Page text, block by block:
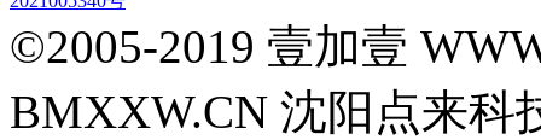
©2005-2019 壹加壹
BMXXW.CN 沈阳点来科